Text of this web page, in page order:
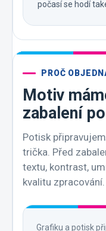
počasí se hodí
PROČ
Motiv
zabalení
Potisk
trička. Před
textu, kontrast,
kvalitu zpracování.
Grafiku a potisk